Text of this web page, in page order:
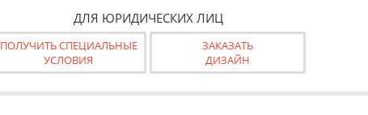
ДЛЯ ЮРИДИЧЕСКИХ ЛИЦ
ПОЛУЧИТЬ СПЕЦИАЛЬНЫЕ
УСЛОВИЯ
ЗАКАЗАТЬ
ДИЗАЙН